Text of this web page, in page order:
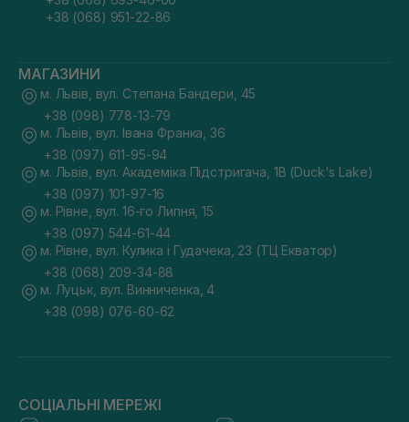
+38 (068) 951-22-86
МАГАЗИНИ
м. Львів, вул. Степана Бандери, 45
+38 (098) 778-13-79
м. Львів, вул. Івана Франка, 36
+38 (097) 611-95-94
м. Львів, вул. Академіка Підстригача, 1В (Duck's Lake)
+38 (097) 101-97-16
м. Рівне, вул. 16-го Липня, 15
+38 (097) 544-61-44
м. Рівне, вул. Кулика і Гудачека, 23 (ТЦ Екватор)
+38 (068) 209-34-88
м. Луцьк, вул. Винниченка, 4
+38 (098) 076-60-62
СОЦІАЛЬНІ МЕРЕЖІ